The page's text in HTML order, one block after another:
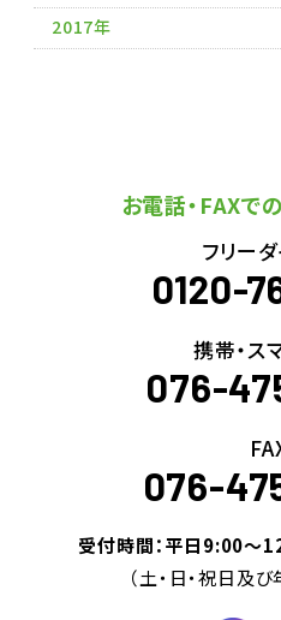
2017年
お電話・FAXで
フリー
0120-
携帯・ス
076-
076-
受付時間：平日9:00
（土・日・祝日及